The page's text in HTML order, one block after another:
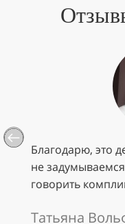
Благодарю, это
не
говорить
Татьяна